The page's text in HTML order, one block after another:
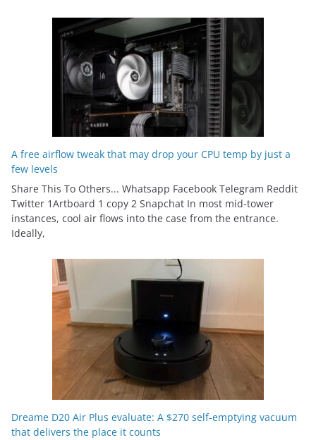
A free airflow tweak that may drop your CPU temp by just a
few levels
Share This To Others... Whatsapp Facebook Telegram Reddit
Twitter 1Artboard 1 copy 2 Snapchat In most mid-tower
instances, cool air flows into the case from the entrance.
Ideally,
Dreame D20 Air Plus evaluate: A $270 self-emptying vacuum
that delivers the place it counts